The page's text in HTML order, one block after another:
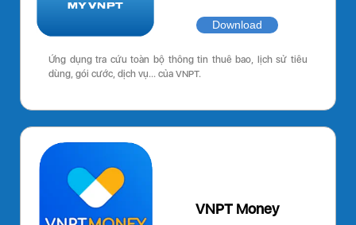
Download
Ứng dụng tra cứu toàn bộ thông tin thuê bao, lịch sử tiêu
dùng, gói cước, dịch vụ… của VNPT.
VNPT Money